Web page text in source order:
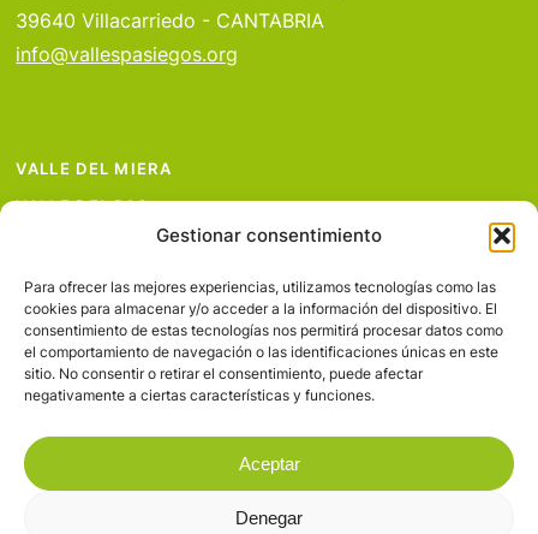
Gestionar consentimiento
Para ofrecer las mejores experiencias, utilizamos tecnologías como las
cookies para almacenar y/o acceder a la información del dispositivo. El
consentimiento de estas tecnologías nos permitirá procesar datos como
el comportamiento de navegación o las identificaciones únicas en este
sitio. No consentir o retirar el consentimiento, puede afectar
negativamente a ciertas características y funciones.
Aceptar
Denegar
39640 Villacarriedo - CANTABRIA
info@vallespasiegos.org
VALLE DEL MIERA
VALLE DEL PAS
VALLE DEL PISUEÑA
PROYECTOS
SERVICIOS
AVISO LEGAL